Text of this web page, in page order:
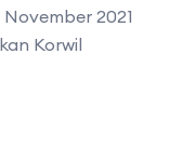
2021
Korwil